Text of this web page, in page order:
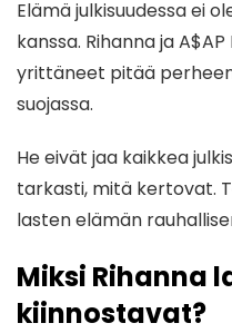
Elämä julkisuudessa ei
kanssa. Rihanna ja
yrittäneet pitää
suojassa.
He eivät jaa kaikkea
tarkasti, mitä kertovat.
lasten elämän
Miksi Rihanna
kiinnostavat?